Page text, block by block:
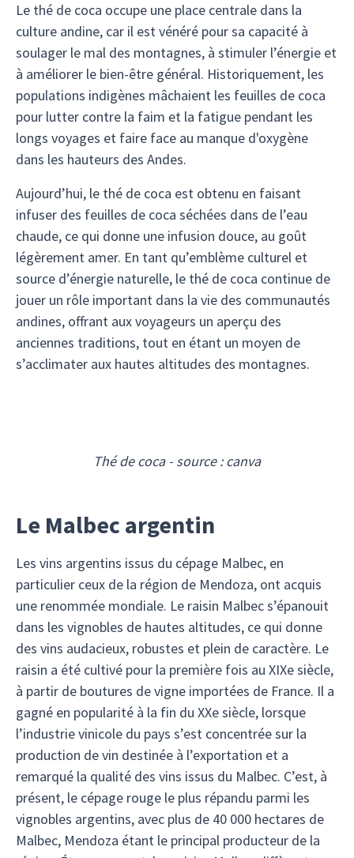
Le thé de coca occupe une place centrale dans la
culture andine, car il est vénéré pour sa capacité à
soulager le mal des montagnes, à stimuler l’énergie et
à améliorer le bien-être général. Historiquement, les
populations indigènes mâchaient les feuilles de coca
pour lutter contre la faim et la fatigue pendant les
longs voyages et faire face au manque d'oxygène
dans les hauteurs des Andes.
Aujourd’hui, le thé de coca est obtenu en faisant
infuser des feuilles de coca séchées dans de l’eau
chaude, ce qui donne une infusion douce, au goût
légèrement amer. En tant qu’emblème culturel et
source d’énergie naturelle, le thé de coca continue de
jouer un rôle important dans la vie des communautés
andines, offrant aux voyageurs un aperçu des
anciennes traditions, tout en étant un moyen de
s’acclimater aux hautes altitudes des montagnes.
Thé de coca - source : canva
Le Malbec argentin
Les vins argentins issus du cépage Malbec, en
particulier ceux de la région de Mendoza, ont acquis
une renommée mondiale. Le raisin Malbec s’épanouit
dans les vignobles de hautes altitudes, ce qui donne
des vins audacieux, robustes et plein de caractère. Le
raisin a été cultivé pour la première fois au XIXe siècle,
à partir de boutures de vigne importées de France. Il a
gagné en popularité à la fin du XXe siècle, lorsque
l’industrie vinicole du pays s’est concentrée sur la
production de vin destinée à l’exportation et a
remarqué la qualité des vins issus du Malbec. C’est, à
présent, le cépage rouge le plus répandu parmi les
vignobles argentins, avec plus de 40 000 hectares de
Malbec, Mendoza étant le principal producteur de la